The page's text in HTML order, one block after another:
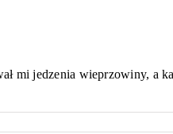
mi jedzenia wieprzowiny, a